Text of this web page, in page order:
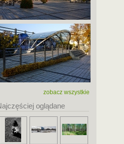
zobacz wszystkie
oglądane